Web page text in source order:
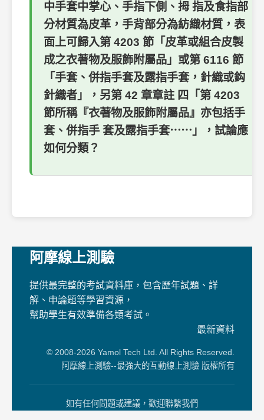
中手套中掌心、手指下側、拇 指及食指部
分材質為皮革，手背部分為紡織材質，表
面上可歸入第 4203 節「皮革或組合皮製
成之衣著物及服飾附屬品」或第 6116 節
「手套、併指手套及露指手套，針織或鈎
針織者」，另第 42 章章註 四「第 4203
節所稱『衣著物及服飾附屬品』亦包括手
套、併指手 套及露指手套⋯⋯」，試論應
如何分類？
阿摩線上測驗
提供最完整的考試資料庫，包含歷年試題、詳
解、申論題等學習資源，
幫助學生有效準備各類考試。
最新資料
© 2008-2026 Yamol Tech Ltd. All Rights Reserved.
阿摩線上測驗--最強大的互動線上測驗 版權所有
如有任何問題或建議，歡迎聯繫我們